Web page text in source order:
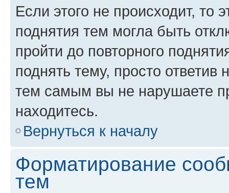
Если этого не происходит, то
поднятия тем могла быть
пройти до повторного
поднять тему, просто ответив
тем самым вы не нарушаете
находитесь.
Вернуться к началу
Форматирование
тем